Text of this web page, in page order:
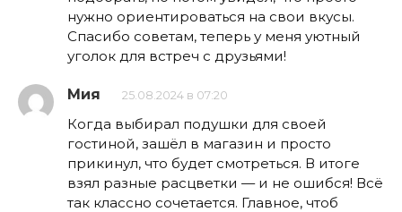
нужно ориентироваться на свои вкусы.
Спасибо советам, теперь у меня уютный
уголок для встреч с друзьями!
Мия 25.08.2024 в 07:20
Когда выбирал подушки для своей
гостиной, зашёл в магазин и просто
прикинул, что будет смотреться. В итоге
взял разные расцветки — и не ошибся! Всё
так классно сочетается. Главное, чтоб